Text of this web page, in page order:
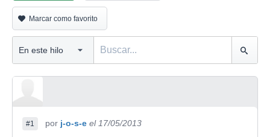
Marcar como favorito
#1 por j-o-s-e el 17/05/2013